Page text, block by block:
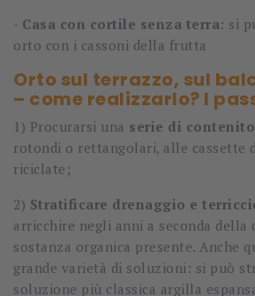
- Casa con cortile senza terra: si
orto con i cassoni della frutta
Orto sul terrazzo, sul
– come realizzarlo? I
1) Procurarsi una serie di
rotondi o rettangolari, alle cassette
riciclate;
2) Stratificare drenaggio e
arricchire negli anni a seconda della
sostanza organica presente. Anche
grande varietà di soluzioni: si può
soluzione più classica argilla